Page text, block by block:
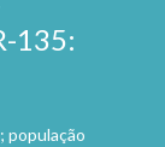
135:
população